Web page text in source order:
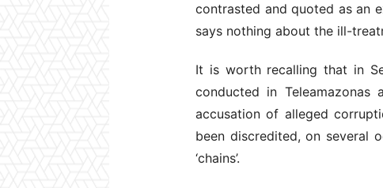
contrasted and quoted as an
says nothing about the ill-
It is worth recalling that in
conducted in
accusation of alleged
been discredited, on several
‘chains’.